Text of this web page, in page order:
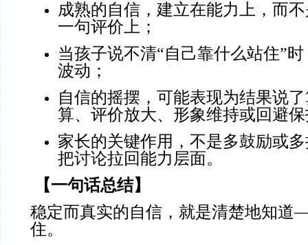
成熟的自信，建立在能力上，而
一句评价上；
当孩子说不清“自己靠什么站住”
波动；
自信的摇摆，可能表现为结果说
算、评价放大、形象维持或回避
家长的关键作用，不是多鼓励或
把讨论拉回能力层面。
【一句话总结】
稳定而真实的自信，就是清楚地知
住。